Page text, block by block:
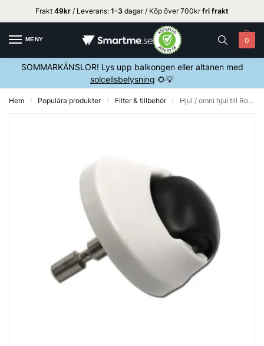
Frakt 49kr / Leverans: 1-3 dagar / Köp över 700krfri frakt
MENY 0
SOMMARKÄNSLOR! Lys upp balkongen eller altanen med
solcellsbelysning 🌻💡
Hem / Populära produkter / Filter & tillbehör / Hjul / omni hjul till Roborock – Grå/Vit